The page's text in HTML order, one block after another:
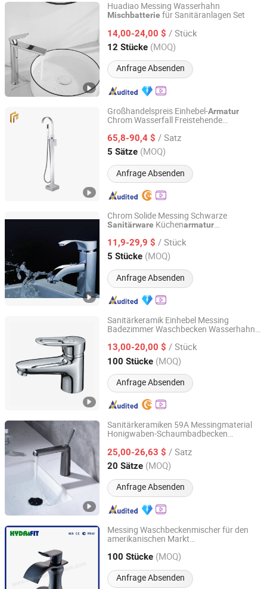
Huadiao Messing Wasserhahn
Mischbatterie für Sanitäranlagen Set
14,00-24,00 $ / Stück
12 Stücke (MOQ)
Anfrage Absenden
Wenzhou Shenguang Sanitary Wares Co., Ltd.
Zhejiang, China Seit 2019
Großhandelspreis Einhebel-Armatur
Chrom Wasserfall Freistehende
Handbrause
65,8-90,4 $ / Satz
5 Sätze (MOQ)
Anfrage Absenden
Kaiping Innpak Sanitary Ware Co., Ltd.
Guangdong, China Seit 2024
Chrom Solide Messing Schwarze
Sanitärware Küchenarmatur
11,9-29,9 $ / Stück
5 Stücke (MOQ)
Anfrage Absenden
Shengze Industry Limited
Guangdong, China Seit 2023
Sanitärkeramik Einhebel Messing
Badezimmer Waschbecken Wasserhahn
13,00-20,00 $ / Stück
100 Stücke (MOQ)
Anfrage Absenden
Zhejiang Meikty Appliance Co., Ltd.
Zhejiang, China Seit 2021
Sanitärkeramiken 59A Messingmaterial
Honigwaben-Schaumbadbecken
25,00-26,63 $ / Satz
20 Sätze (MOQ)
Anfrage Absenden
Hangzhou Shata International Trading Co., Ltd.
Zhejiang, China Seit 2021
Messing Waschbeckenmischer für den
amerikanischen Markt
Waschbecken Wasserhahn (AFT303-
100 Stücke (MOQ)
Anfrage Absenden
Ningbo Fit Sanitary Ware Co., Ltd.
Zhejiang, China Seit 2003